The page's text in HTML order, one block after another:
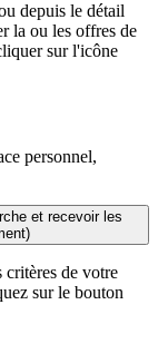
depuis le détail
la ou les offres de
sur l'icône
personnel,
et recevoir les
critères de votre
sur le bouton